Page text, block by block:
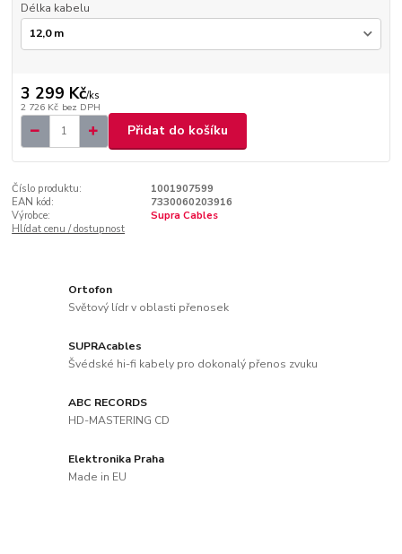
Délka kabelu
3 299 Kč/ks
2 726 Kč bez DPH
Přidat do košíku
Číslo produktu:
1001907599
EAN kód:
7330060203916
Výrobce:
Supra Cables
Hlídat cenu / dostupnost
Ortofon
Světový lídr v oblasti přenosek
SUPRAcables
Švédské hi-fi kabely pro dokonalý přenos zvuku
ABC RECORDS
HD-MASTERING CD
Elektronika Praha
Made in EU